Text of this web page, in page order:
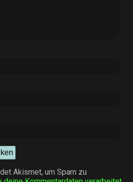
Akismet, um Spam zu